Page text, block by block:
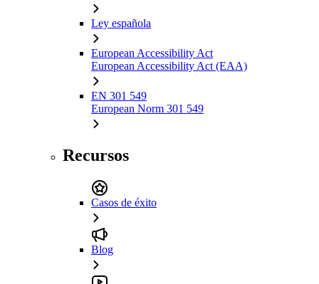
Ley española
European Accessibility Act
European Accessibility Act (EAA)
EN 301 549
European Norm 301 549
Recursos
Casos de éxito
Blog